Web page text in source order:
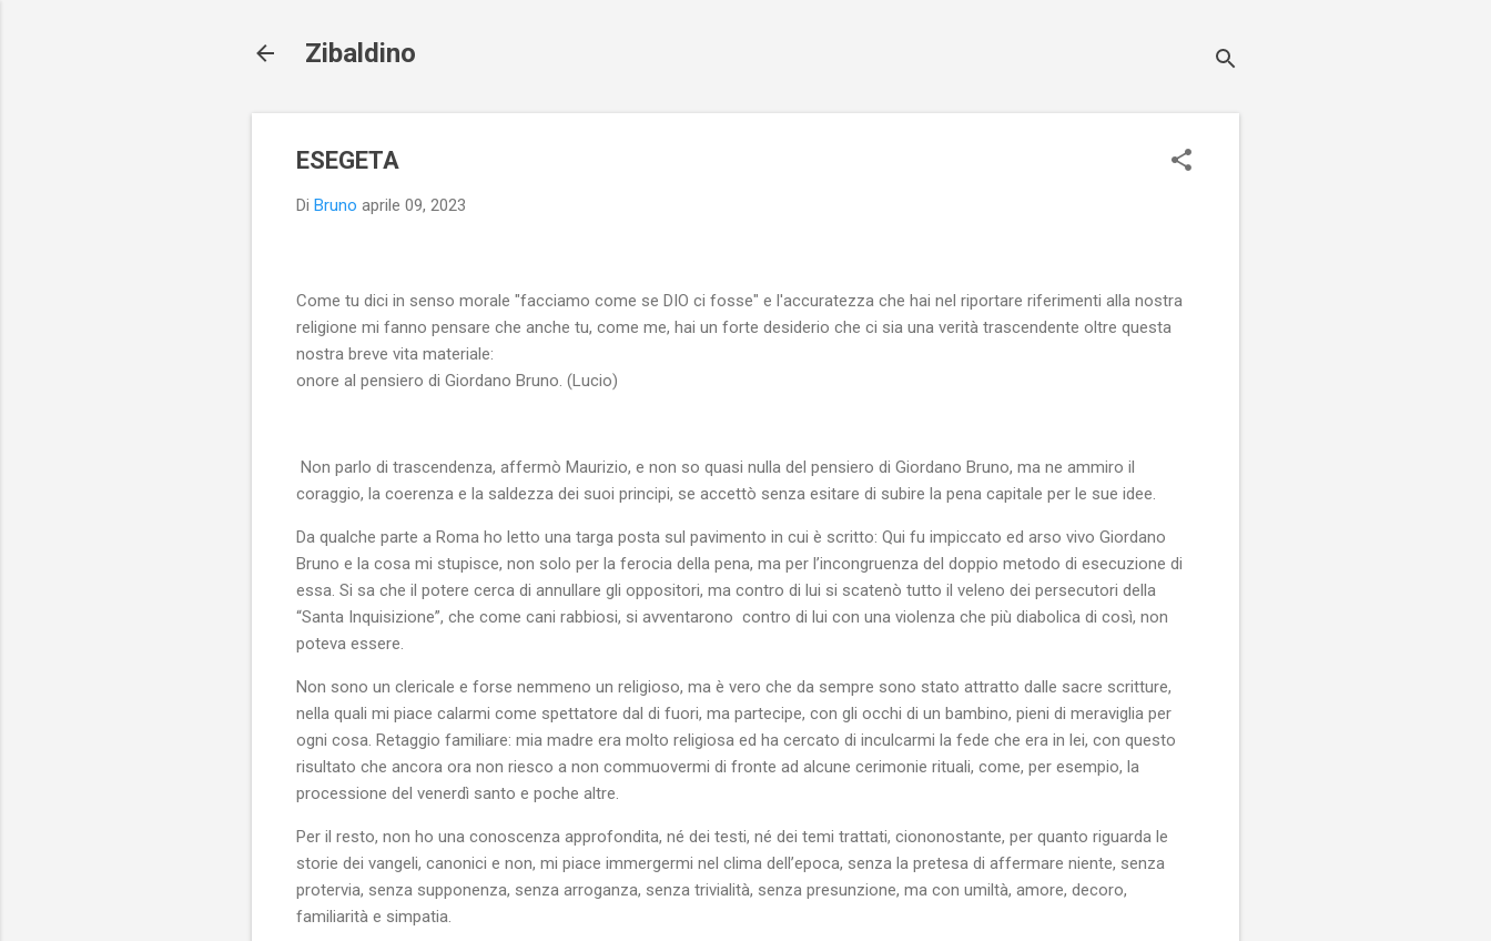
Zibaldino
ESEGETA
Di Bruno aprile 09, 2023
Come tu dici in senso morale "facciamo come se DIO ci fosse" e l'accuratezza che hai nel riportare riferimenti alla nostra
religione mi fanno pensare che anche tu, come me, hai un forte desiderio che ci sia una verità trascendente oltre questa
nostra breve vita materiale:
onore al pensiero di Giordano Bruno. (Lucio)
Non parlo di trascendenza, affermò Maurizio, e non so quasi nulla del pensiero di Giordano Bruno, ma ne ammiro il
coraggio, la coerenza e la saldezza dei suoi principi, se accettò senza esitare di subire la pena capitale per le sue idee.
Da qualche parte a Roma ho letto una targa posta sul pavimento in cui è scritto: Qui fu impiccato ed arso vivo Giordano
Bruno e la cosa mi stupisce, non solo per la ferocia della pena, ma per l’incongruenza del doppio metodo di esecuzione di
essa. Si sa che il potere cerca di annullare gli oppositori, ma contro di lui si scatenò tutto il veleno dei persecutori della
“Santa Inquisizione”, che come cani rabbiosi, si avventarono contro di lui con una violenza che più diabolica di così, non
poteva essere.
Non sono un clericale e forse nemmeno un religioso, ma è vero che da sempre sono stato attratto dalle sacre scritture,
nella quali mi piace calarmi come spettatore dal di fuori, ma partecipe, con gli occhi di un bambino, pieni di meraviglia per
ogni cosa. Retaggio familiare: mia madre era molto religiosa ed ha cercato di inculcarmi la fede che era in lei, con questo
risultato che ancora ora non riesco a non commuovermi di fronte ad alcune cerimonie rituali, come, per esempio, la
processione del venerdì santo e poche altre.
Per il resto, non ho una conoscenza approfondita, né dei testi, né dei temi trattati, ciononostante, per quanto riguarda le
storie dei vangeli, canonici e non, mi piace immergermi nel clima dell’epoca, senza la pretesa di affermare niente, senza
protervia, senza supponenza, senza arroganza, senza trivialità, senza presunzione, ma con umiltà, amore, decoro,
familiarità e simpatia.